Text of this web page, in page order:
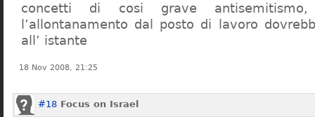
concetti di cosi grave
l’allontanamento dal posto di lavoro
all’ istante
18 Nov 2008, 21:25
#18 Focus on Israel